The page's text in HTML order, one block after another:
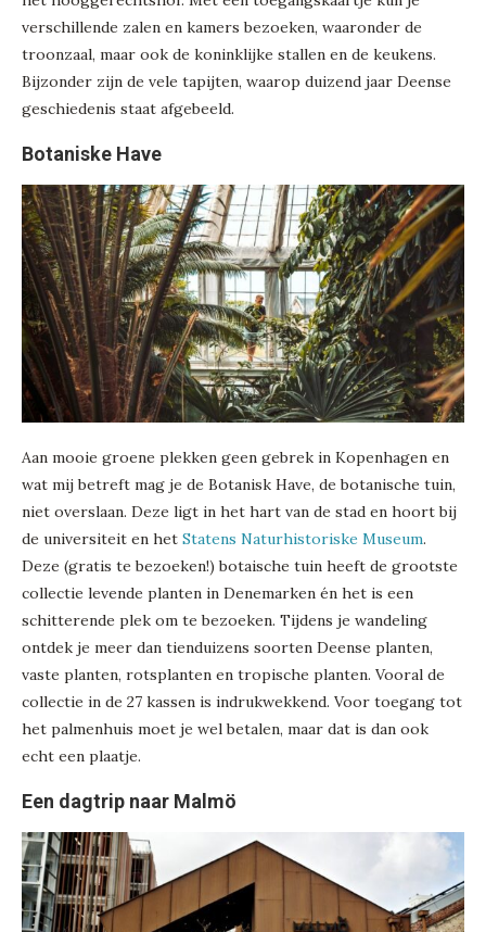
verschillende zalen en kamers bezoeken, waaronder de
troonzaal, maar ook de koninklijke stallen en de keukens.
Bijzonder zijn de vele tapijten, waarop duizend jaar Deense
geschiedenis staat afgebeeld.
Botaniske Have
Aan mooie groene plekken geen gebrek in Kopenhagen en
wat mij betreft mag je de Botanisk Have, de botanische tuin,
niet overslaan. Deze ligt in het hart van de stad en hoort bij
de universiteit en het Statens Naturhistoriske Museum.
Deze (gratis te bezoeken!) botaische tuin heeft de grootste
collectie levende planten in Denemarken én het is een
schitterende plek om te bezoeken. Tijdens je wandeling
ontdek je meer dan tienduizens soorten Deense planten,
vaste planten, rotsplanten en tropische planten. Vooral de
collectie in de 27 kassen is indrukwekkend. Voor toegang tot
het palmenhuis moet je wel betalen, maar dat is dan ook
echt een plaatje.
Een dagtrip naar Malmö